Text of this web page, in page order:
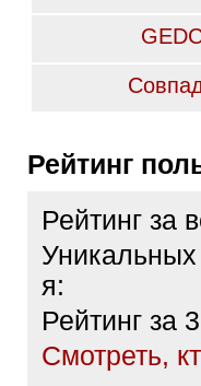
Рейтинг
Рейтинг за
я:
Рейтинг за
Cмотреть,